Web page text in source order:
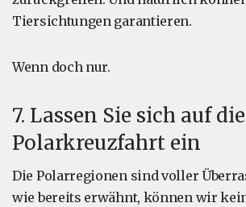
Tiersichtungen garantieren.
Wenn doch nur.
7. Lassen Sie sich auf die
Polarkreuzfahrt ein
Die Polarregionen sind voller
wie bereits erwähnt, können wir